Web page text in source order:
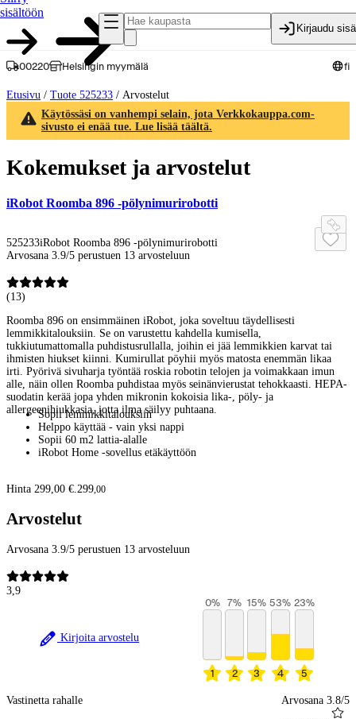
sisältöön
Kirjaudu
00220 Helsingin myymälä fi
Etusivu / Tuote 525233 / Arvostelut
Käytössäsi on vanhempi selain, jota Verkkokauppa.com-
sivusto ei enää tue. Lue lisää täältä.
Kokemukset ja arvostelut
iRobot Roomba 896 -pölynimurirobotti
525233iRobot Roomba 896 -pölynimurirobotti
Arvosana 3.9/5 perustuen 13 arvosteluun
(13)
Roomba 896 on ensimmäinen iRobot, joka soveltuu täydellisesti
lemmikkitalouksiin. Se on varustettu kahdella kumisella,
tukkiutumattomalla puhdistusrullalla, joihin ei jää lemmikkien karvat tai
ihmisten hiukset kiinni. Kumirullat pöyhii myös matosta enemmän likaa
irti. Pyörivä sivuharja työntää roskia robotin telojen ja voimakkaan imun
alle, näin ollen Roomba puhdistaa myös seinänvierustat tehokkaasti. HEPA-
suodatin kerää jopa yhden mikronin kokoisia lika-, pöly- ja
allergeenihiukkasia, jotta ilma säilyy puhtaana.
Sopii lemmikkitalouksiin
Helppo käyttää - vain yksi nappi
Sopii 60 m2 lattia-alalle
iRobot Home -sovellus etäkäyttöön
Hinta 299,00 €. 299,00
Arvostelut
Arvosana 3.9/5 perustuen 13 arvosteluun
3,9
Kirjoita arvostelu
1
0%
2
7%
3
15%
4
53%
5
23%
Vastinetta rahalle Arvosana 3.8/5